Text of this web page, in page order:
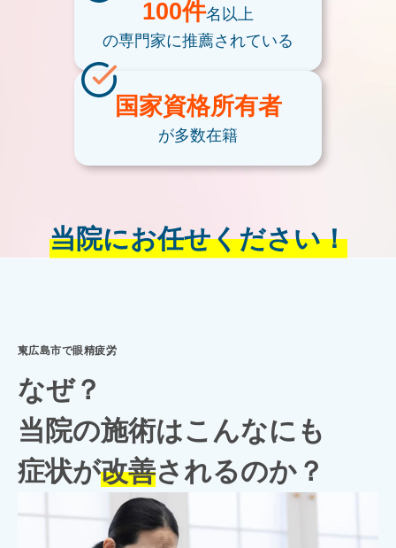
100件名以上
の専門家に推薦されている
国家資格所有者
が多数在籍
当院にお任せください！
東広島市で眼精疲労
なぜ？
当院の施術はこんなにも
症状が改善されるのか？